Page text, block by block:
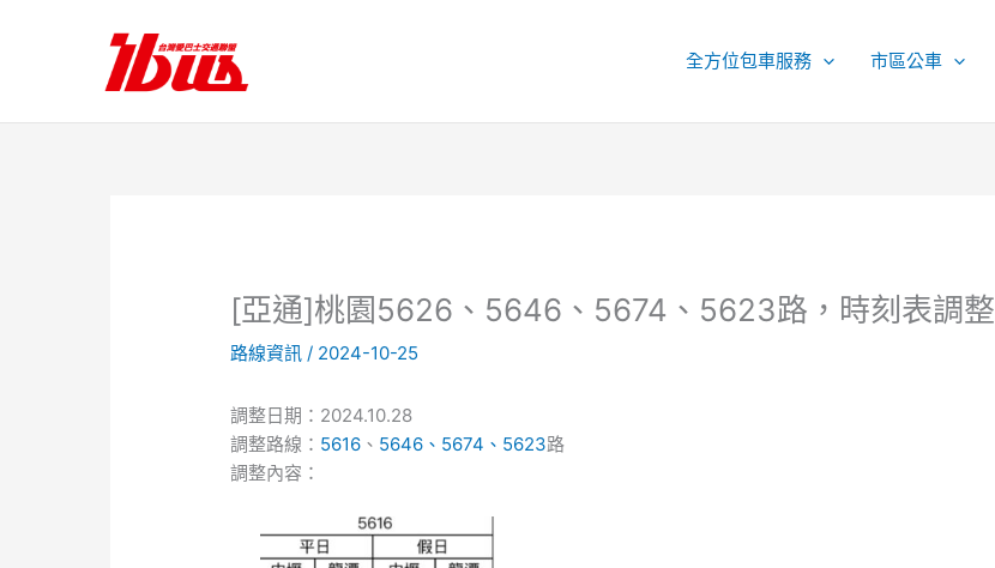
內
全方位包車服務 市區公車
[亞通]桃園5626、5646、5674、5623路，時刻表調整
路線資訊 / 2024-10-25
調整日期：2024.10.28
調整路線： 5616 、 5646 、 5674 、 5623路
調整內容：